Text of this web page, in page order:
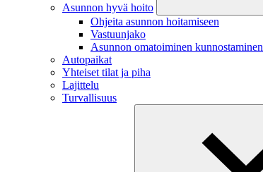
Asunnon hyvä hoito
Ohjeita asunnon hoitamiseen
Vastuunjako
Asunnon omatoiminen kunnostaminen
Autopaikat
Yhteiset tilat ja piha
Lajittelu
Turvallisuus